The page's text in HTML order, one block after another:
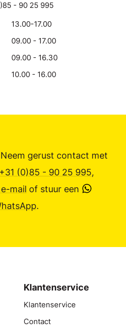
- 90 25 995
13.00-17.00
09.00 - 17.00
09.00 - 16.30
10.00 - 16.00
gerust contact met
+31 (0)85 - 90 25 995,
mail of stuur een
.
Klantenservice
Klantenservice
Contact